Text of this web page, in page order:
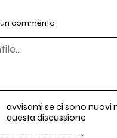
commento
avvisami se ci sono nuovi
questa discussione